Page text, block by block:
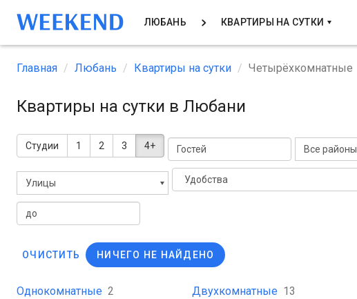
ЛЮБАНЬ КВАРТИРЫ НА СУТКИ
Главная Любань Квартиры на сутки Четырёхкомнатные
Квартиры на сутки в Любани
Студии 1 2 3 4+ Все районы
Улицы Удобства
ОЧИСТИТЬ НИЧЕГО НЕ НАЙДЕНО
Однокомнатные 2 Двухкомнатные 13